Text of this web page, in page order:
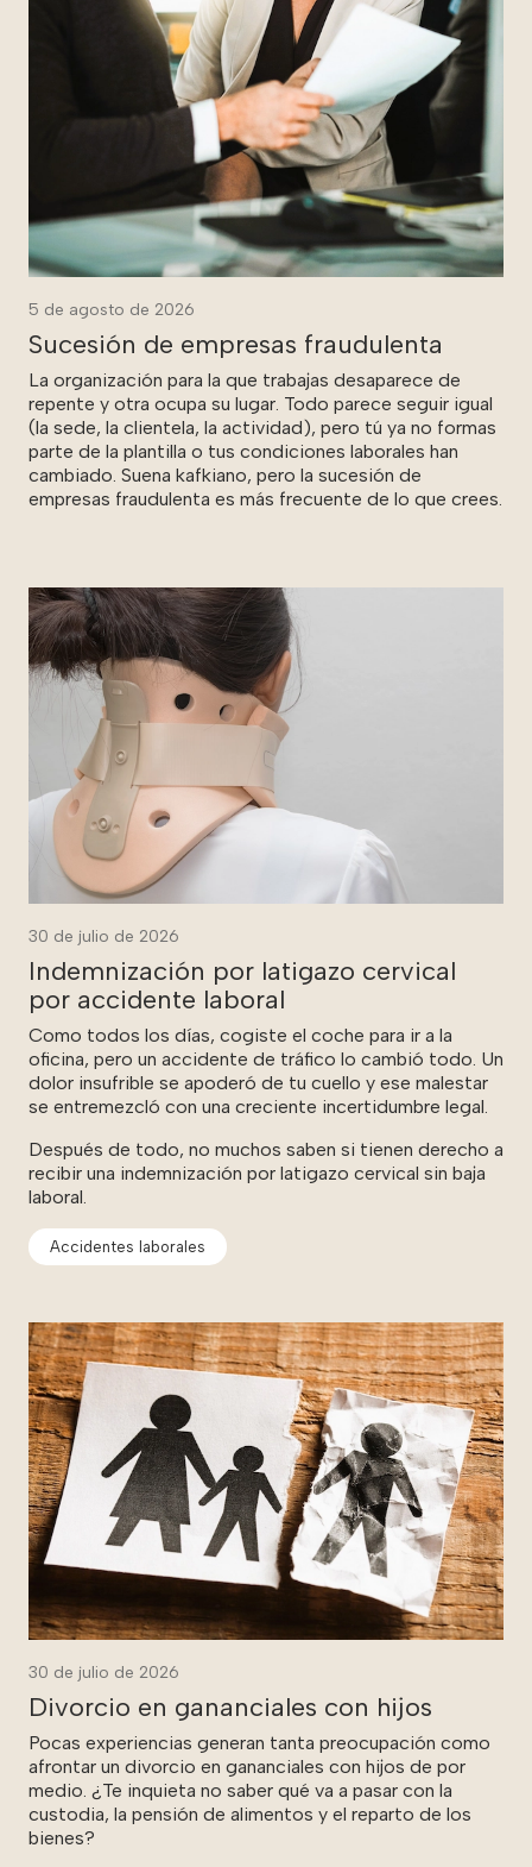
5 de agosto de 2026
Sucesión de empresas fraudulenta
La organización para la que trabajas desaparece de
repente y otra ocupa su lugar. Todo parece seguir igual
(la sede, la clientela, la actividad), pero tú ya no formas
parte de la plantilla o tus condiciones laborales han
cambiado. Suena kafkiano, pero la sucesión de
empresas fraudulenta es más frecuente de lo que crees.
30 de julio de 2026
Indemnización por latigazo cervical
por accidente laboral
Como todos los días, cogiste el coche para ir a la
oficina, pero un accidente de tráfico lo cambió todo. Un
dolor insufrible se apoderó de tu cuello y ese malestar
se entremezcló con una creciente incertidumbre legal.
Después de todo, no muchos saben si tienen derecho a
recibir una indemnización por latigazo cervical sin baja
laboral.
Accidentes laborales
30 de julio de 2026
Divorcio en gananciales con hijos
Pocas experiencias generan tanta preocupación como
afrontar un divorcio en gananciales con hijos de por
medio. ¿Te inquieta no saber qué va a pasar con la
custodia, la pensión de alimentos y el reparto de los
bienes?